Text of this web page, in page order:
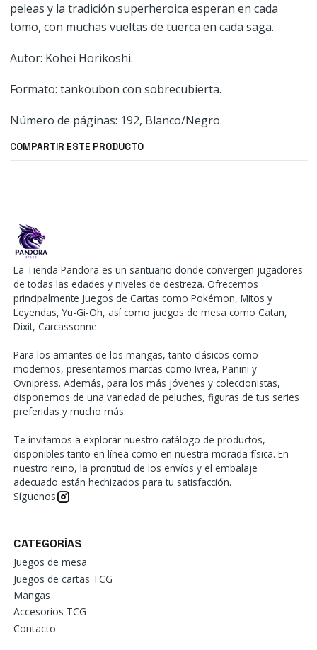
peleas y la tradición superheroica esperan en cada
tomo, con muchas vueltas de tuerca en cada saga.
Autor: Kohei Horikoshi.
Formato: tankoubon con sobrecubierta.
Número de páginas: 192, Blanco/Negro.
COMPARTIR ESTE PRODUCTO
La Tienda Pandora es un santuario donde convergen jugadores
de todas las edades y niveles de destreza. Ofrecemos
principalmente Juegos de Cartas como Pokémon, Mitos y
Leyendas, Yu-Gi-Oh, así como juegos de mesa como Catan,
Dixit, Carcassonne.
Para los amantes de los mangas, tanto clásicos como
modernos, presentamos marcas como Ivrea, Panini y
Ovnipress. Además, para los más jóvenes y coleccionistas,
disponemos de una variedad de peluches, figuras de tus series
preferidas y mucho más.
Te invitamos a explorar nuestro catálogo de productos,
disponibles tanto en línea como en nuestra morada física. En
nuestro reino, la prontitud de los envíos y el embalaje
adecuado están hechizados para tu satisfacción.
Síguenos
CATEGORÍAS
Juegos de mesa
Juegos de cartas TCG
Mangas
Accesorios TCG
Contacto